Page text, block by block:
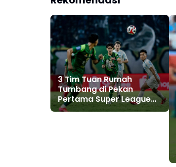
3 Tim Tuan Rumah
Tumbang di Pekan
Pertama Super League
2025/2026, Persebaya